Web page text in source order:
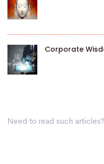
Corporate
Need to read such articles?